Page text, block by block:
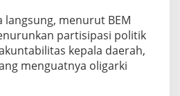
langsung, menurut BEM
partisipasi politik
kepala daerah,
menguatnya oligarki